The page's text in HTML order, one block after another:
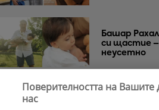
Башар
си щастие
неусетно
Поверителността на Вашите
нас